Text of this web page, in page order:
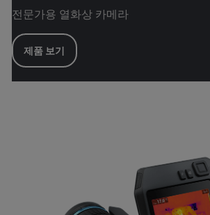
전문가용 열화상 카메라
제품 보기